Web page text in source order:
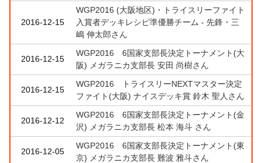
2016-12-15
WGP2016 (大阪地区)・トライスリーファイト
入賞者デッキレシピ準優勝チーム - 先鋒・三
嶋 伸太郎さん
2016-12-15
WGP2016 6国家支部長決定トーナメント(大
阪) メガラニカ支部長 安田 尚樹さん
2016-12-15
WGP2016 トライスリーNEXTマスター決定
ファイト(大阪) ナイスデッキ賞 鈴木 聖人さん
2016-12-12
WGP2016 6国家支部長決定トーナメント(金
沢) メガラニカ支部長 松本 海斗 さん
2016-12-05
WGP2016 6国家支部長決定トーナメント(東
京) メガラニカ支部長 難波 雅斗さん